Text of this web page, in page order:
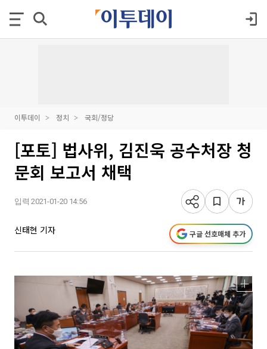
이투데이 정치 국회/정당
[포토] 법사위, 김진욱 공수처장 청
문회 보고서 채택
입력 2021-01-20 14:56
신태현 기자 구글 선호매체 추가